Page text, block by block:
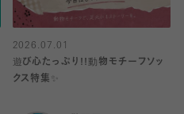
2026.07.01
遊び心たっぷり!!動物モチーフソッ
クス特集✨️